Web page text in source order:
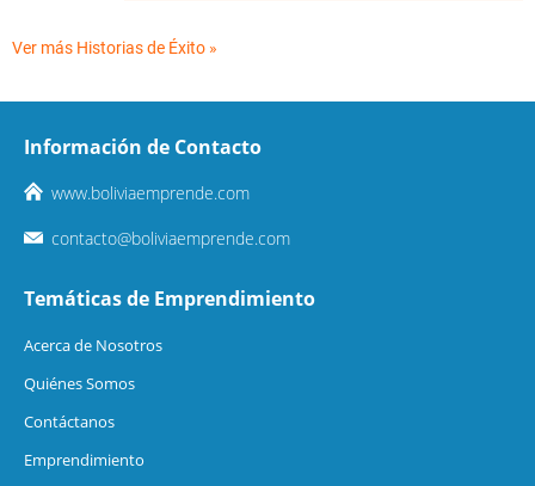
Ver más Historias de Éxito »
Información de Contacto
www.boliviaemprende.com
contacto@boliviaemprende.com
Temáticas de Emprendimiento
Acerca de Nosotros
Quiénes Somos
Contáctanos
Emprendimiento